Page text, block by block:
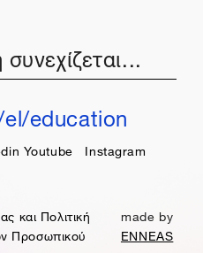
education
Youtube Instagram
και Πολιτική
Προσωπικού
made by
ENNEAS